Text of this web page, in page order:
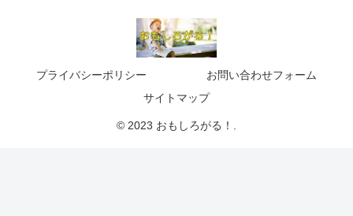
プライバシーポリシー
お問い合わせフォーム
サイトマップ
© 2023 おもしろがる！.